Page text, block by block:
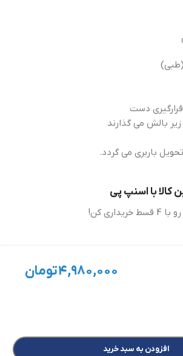
(طبی)
دست
بالش می گذارند
کالا با اسنپ پی
کن!
۴,۹۸۰,۰۰۰تومان
افزودن به سبد خرید